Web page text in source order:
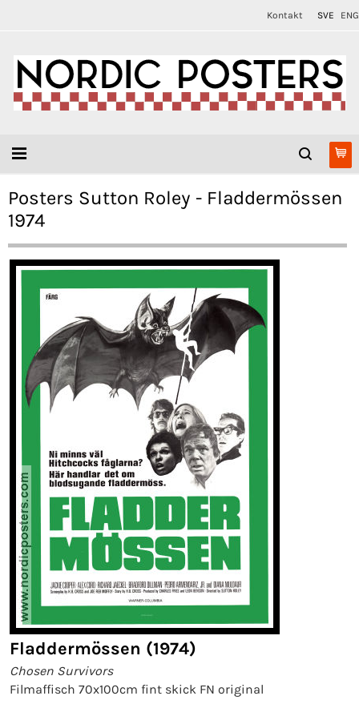
Kontakt SVE ENG
Posters Sutton Roley - Fladdermössen
1974
Fladdermössen (1974)
Chosen Survivors
Filmaffisch 70x100cm fint skick FN original